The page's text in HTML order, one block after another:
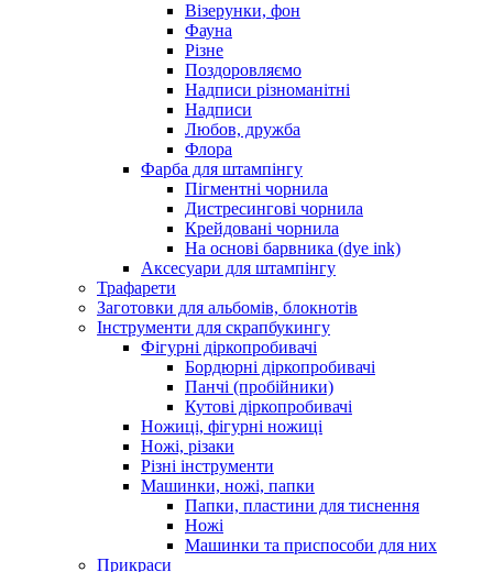
Візерунки, фон
Фауна
Різне
Поздоровляємо
Надписи різноманітні
Надписи
Любов, дружба
Флора
Фарба для штампінгу
Пігментні чорнила
Дистресингові чорнила
Крейдовані чорнила
На основі барвника (dye ink)
Аксесуари для штампінгу
Трафарети
Заготовки для альбомів, блокнотів
Інструменти для скрапбукингу
Фігурні діркопробивачі
Бордюрні діркопробивачі
Панчі (пробійники)
Кутові діркопробивачі
Ножиці, фігурні ножиці
Ножі, різаки
Різні інструменти
Машинки, ножі, папки
Папки, пластини для тиснення
Ножі
Машинки та приспособи для них
Прикраси